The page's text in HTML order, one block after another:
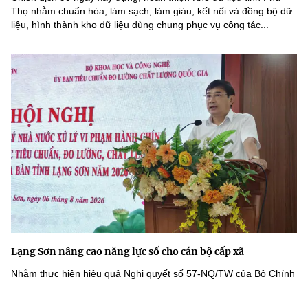
Thọ nhằm chuẩn hóa, làm sạch, làm giàu, kết nối và đồng bộ dữ
liệu, hình thành kho dữ liệu dùng chung phục vụ công tác...
Lạng Sơn nâng cao năng lực số cho cán bộ cấp xã
Nhằm thực hiện hiệu quả Nghị quyết số 57-NQ/TW của Bộ Chính